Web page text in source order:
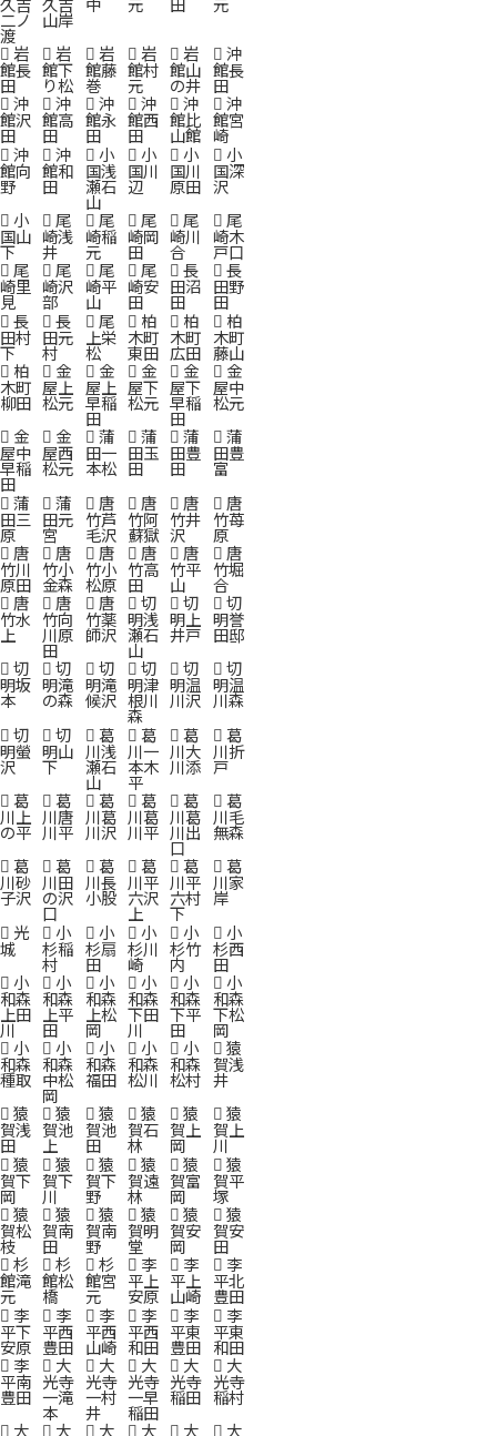
二ノ
渡
山岸
岩
館長
田
岩
館下
り松
岩
館藤
巻
岩
館村
元
岩
館山
の井
沖
館長
田
沖
館沢
田
沖
館高
田
沖
館永
田
沖
館西
田
沖
館比
山館
沖
館宮
崎
沖
館向
野
沖
館和
田
小
国浅
瀬石
山
小
国川
辺
小
国川
原田
小
国深
沢
小
国山
下
尾
崎浅
井
尾
崎稲
元
尾
崎岡
田
尾
崎川
合
尾
崎木
戸口
尾
崎里
見
尾
崎沢
部
尾
崎平
山
尾
崎安
田
長
田沼
田
長
田野
田
長
田村
下
長
田元
村
尾
上栄
松
柏
木町
東田
柏
木町
広田
柏
木町
藤山
柏
木町
柳田
金
屋上
松元
金
屋上
早稲
田
金
屋下
松元
金
屋下
早稲
田
金
屋中
松元
金
屋中
早稲
田
金
屋西
松元
蒲
田一
本松
蒲
田玉
田
蒲
田豊
田
蒲
田豊
富
蒲
田三
原
蒲
田元
宮
唐
竹芦
毛沢
唐
竹阿
蘇獄
唐
竹井
沢
唐
竹苺
原
唐
竹川
原田
唐
竹小
金森
唐
竹小
松原
唐
竹高
田
唐
竹平
山
唐
竹堀
合
唐
竹水
上
唐
竹向
川原
田
唐
竹薬
師沢
切
明浅
瀬石
山
切
明上
井戸
切
明誉
田邸
切
明坂
本
切
明滝
の森
切
明滝
候沢
切
明津
根川
森
切
明温
川沢
切
明温
川森
切
明螢
沢
切
明山
下
葛
川浅
瀬石
山
葛
川一
本木
平
葛
川大
川添
葛
川折
戸
葛
川上
の平
葛
川唐
川平
葛
川葛
川沢
葛
川葛
川平
葛
川葛
川出
口
葛
川毛
無森
葛
川砂
子沢
葛
川田
の沢
口
葛
川長
小股
葛
川平
六沢
上
葛
川平
六村
下
葛
川家
岸
光
城
小
杉稲
村
小
杉扇
田
小
杉川
崎
小
杉竹
内
小
杉西
田
小
和森
上田
川
小
和森
上平
田
小
和森
上松
岡
小
和森
下田
川
小
和森
下平
田
小
和森
下松
岡
小
和森
種取
小
和森
中松
岡
小
和森
福田
小
和森
松川
小
和森
松村
猿
賀浅
井
猿
賀浅
田
猿
賀池
上
猿
賀池
田
猿
賀石
林
猿
賀上
岡
猿
賀上
川
猿
賀下
岡
猿
賀下
川
猿
賀下
野
猿
賀遠
林
猿
賀富
岡
猿
賀平
塚
猿
賀松
枝
猿
賀南
田
猿
賀南
野
猿
賀明
堂
猿
賀安
岡
猿
賀安
田
杉
館滝
元
杉
館松
橋
杉
館宮
元
李
平上
安原
李
平上
山崎
李
平北
豊田
李
平下
安原
李
平西
豊田
李
平西
山崎
李
平西
和田
李
平東
豊田
李
平東
和田
李
平南
豊田
大
光寺
一滝
本
大
光寺
一村
井
大
光寺
一早
稲田
大
光寺
稲田
大
光寺
稲村
大
大 大 大 大 大